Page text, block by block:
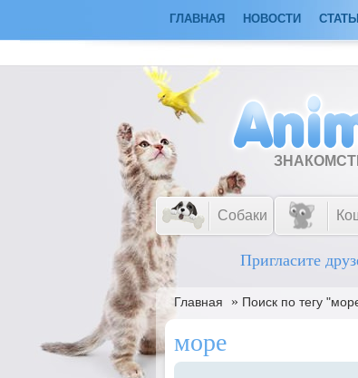
ГЛАВНАЯ НОВОСТИ
Собаки
Пригласите
Главная » Поиск по тегу
море